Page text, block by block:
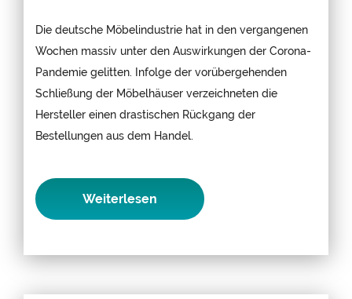
Die deutsche Möbelindustrie hat in den vergangenen
Wochen massiv unter den Auswirkungen der Corona-
Pandemie gelitten. Infolge der vorübergehenden
Schließung der Möbelhäuser verzeichneten die
Hersteller einen drastischen Rückgang der
Bestellungen aus dem Handel.
Weiterlesen